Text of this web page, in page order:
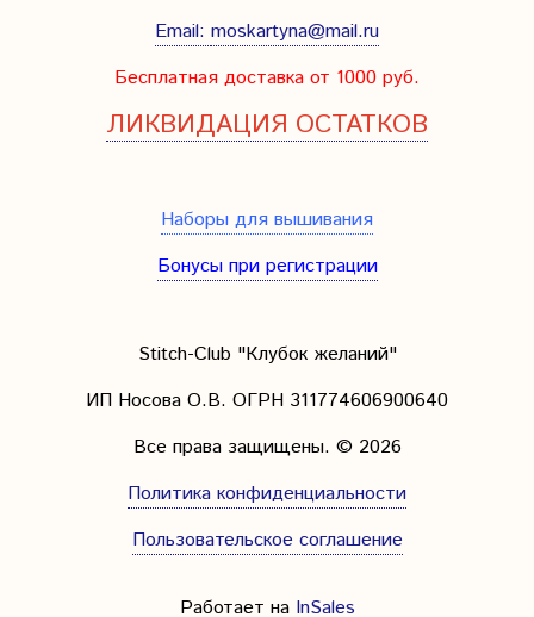
Email: moskartyna@mail.ru
Бесплатная доставка от 1000 руб.
ЛИКВИДАЦИЯ ОСТАТКОВ
Наборы для вышивания
Бонусы при регистрации
Stitch-Club "Клубок желаний"
ИП Носова О.В. ОГРН 311774606900640
Все права защищены. © 2026
Политика конфиденциальности
Пользовательское соглашение
Работает на InSales